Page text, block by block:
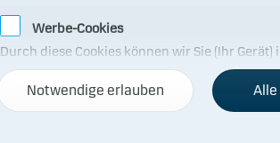
Über Danske Invest
Werbe-Cookies
Durch diese Cookies können wir Sie (Ihr
Notwendige erlauben